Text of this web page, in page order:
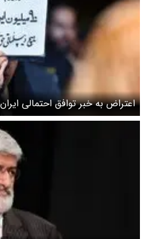
اعتراض به خبر توافق احتمالی
تهران + عکس